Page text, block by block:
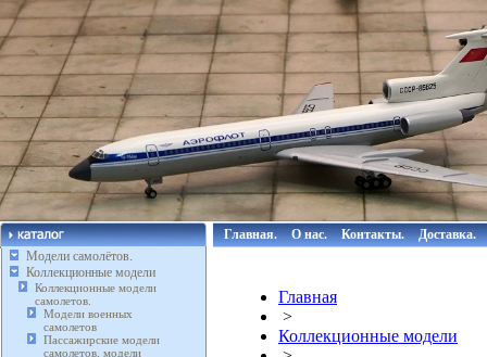
Модели самолётов.
Коллекционные модели
Коллекционные модели
самолетов.
Модели военных
самолетов
Пассажирские модели
самолетов, модели
Главная. О нас. Контакты. Доставка.
Главная
>
Коллекционные модели